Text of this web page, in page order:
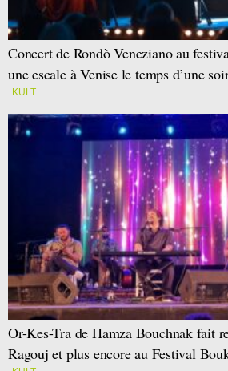
Concert de Rondò Veneziano au
une escale à Venise le temps d’une
KULT
Or-Kes-Tra de Hamza Bouchnak fait
Ragouj et plus encore au Festival